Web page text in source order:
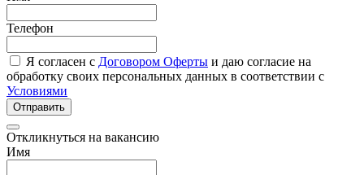
Телефон
Я согласен с Договором Оферты и даю согласие на
обработку своих персональных данных в соответствии с
Условиями
Отправить
Откликнуться на вакансию
Имя